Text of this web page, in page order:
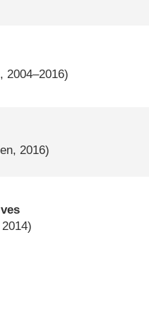
2004–2016)
2016)